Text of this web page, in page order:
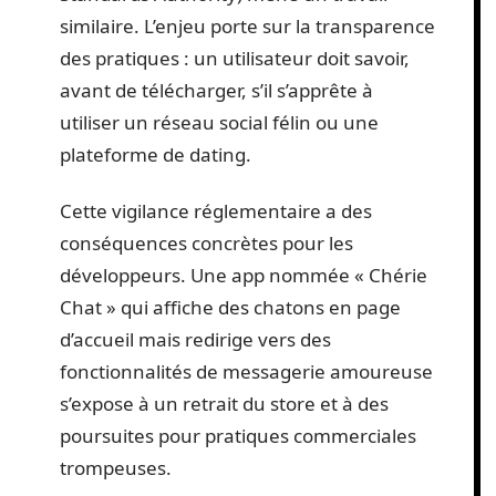
similaire. L’enjeu porte sur la transparence
des pratiques : un utilisateur doit savoir,
avant de télécharger, s’il s’apprête à
utiliser un réseau social félin ou une
plateforme de dating.
Cette vigilance réglementaire a des
conséquences concrètes pour les
développeurs. Une app nommée « Chérie
Chat » qui affiche des chatons en page
d’accueil mais redirige vers des
fonctionnalités de messagerie amoureuse
s’expose à un retrait du store et à des
poursuites pour pratiques commerciales
trompeuses.